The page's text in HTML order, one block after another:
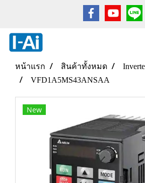
หน้าแรก สินค้าทั้งหมด
VFD1A5MS43ANSAA
New